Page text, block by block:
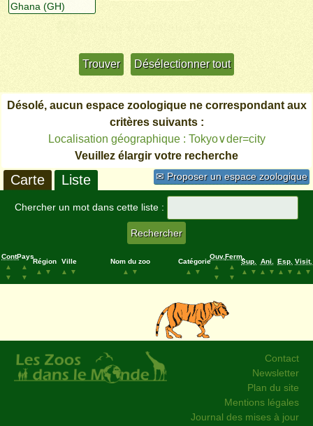
Désolé, aucun espace zoologique ne correspondant aux
critères suivants :
Localisation géographique : Tokyo∨der=city
Veuillez élargir votre recherche
✉ Proposer un espace zoologique
Carte Liste
Chercher un mot dans cette liste :
Cont.
▲
▼
Pays
▲
▼
Région
▲
▼
Ville
▲
▼
Nom du zoo
▲
▼
Catégorie
▲
▼
Ouv.
▲
▼
Ferm.
▲
▼
Sup.
▲
▼
Ani.
▲
▼
Esp.
▲
▼
Visit.
▲
▼
Contact
Newsletter
Plan du site
Mentions légales
Journal des mises à jour